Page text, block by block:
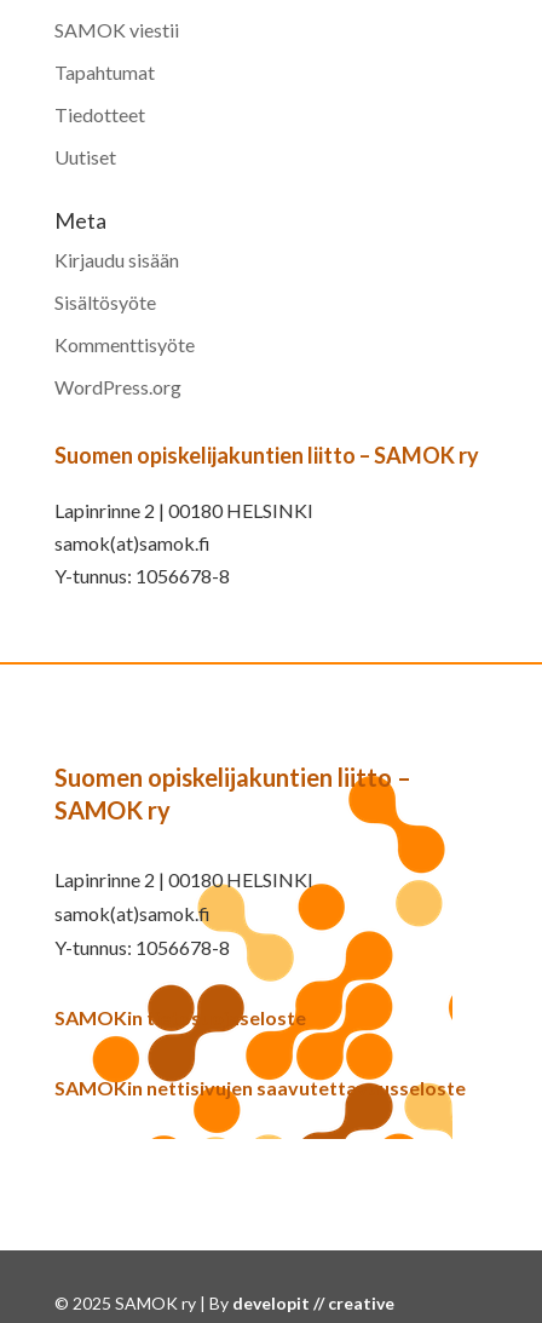
SAMOK viestii
Tapahtumat
Tiedotteet
Uutiset
Meta
Kirjaudu sisään
Sisältösyöte
Kommenttisyöte
WordPress.org
Suomen opiskelijakuntien liitto – SAMOK ry
Lapinrinne 2 | 00180 HELSINKI
samok(at)samok.fi
Y-tunnus: 1056678-8
Suomen opiskelijakuntien liitto –
SAMOK ry
Lapinrinne 2 | 00180 HELSINKI
samok(at)samok.fi
Y-tunnus: 1056678-8
SAMOKin tietosuojaseloste
SAMOKin nettisivujen saavutettavuusseloste
© 2025 SAMOK ry | By developit // creative